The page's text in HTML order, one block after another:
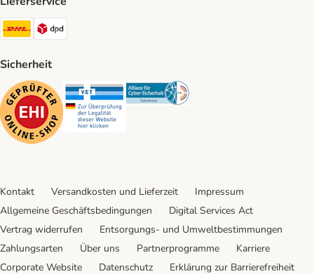
DHL Shipping Method
Sicherheit
Security Security Security
Kontakt Versandkosten und Lieferzeit
Impressum
Allgemeine Geschäftsbedingungen
Digital Services Act
Vertrag widerrufen
Entsorgungs- und Umweltbestimmungen
Zahlungsarten
Über uns Partnerprogramme
Karriere
Corporate Website
Datenschutz Erklärung zur Barrierefreiheit